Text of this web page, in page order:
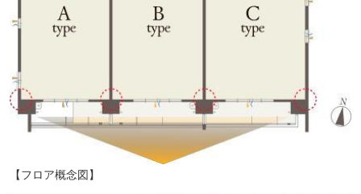
稲川耳鼻咽喉科 徒歩8分（約590m）
【フロア概念図】